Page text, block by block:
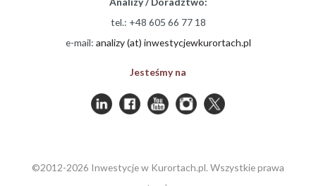
tel.: +48 605 66 77 18
e-mail: analizy (at) inwestycjewkurortach.pl
Jesteśmy na
©2012-2026 Inwestycje w Kurortach.pl. Wszystkie prawa